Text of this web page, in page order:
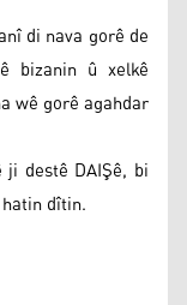
di nava gorê de
bizanin û xelkê
wê gorê agahdar
destê DAIŞê, bi
dîtin.